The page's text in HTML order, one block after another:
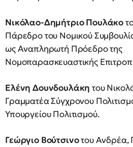
Νικόλαο-Δημήτριο Πουλάκο
Πάρεδρο του Νομικού
ως Αναπληρωτή Πρόεδρο της
Νομοπαρασκευαστικής
Ελένη Δουνδουλάκη του
Γραμματέα Σύγχρονου
Υπουργείου Πολιτισμού.
Γεώργιο Βούτσινοτου Ανδρέα,